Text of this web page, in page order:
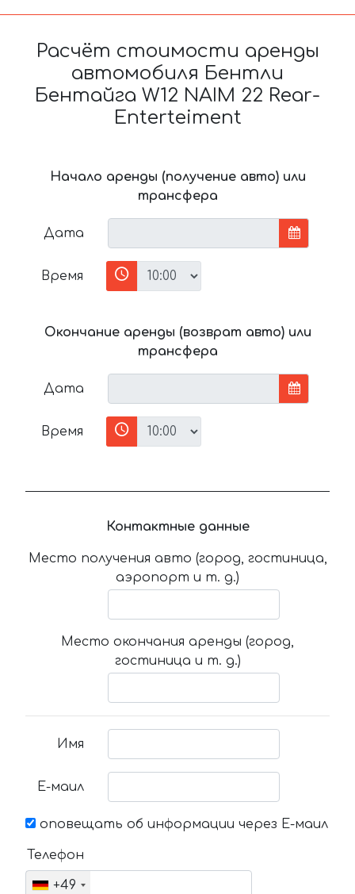
Расчёт стоимости аренды
автомобиля Бентли
Бентайга W12 NAIM 22 Rear-
Enterteiment
Начало аренды (получение авто) или
трансфера
Дата
Время
Окончание аренды (возврат авто) или
трансфера
Дата
Время
Контактные данные
Место получения авто (город, гостиница,
аэропорт и т. д.)
Место окончания аренды (город,
гостиница и т. д.)
Имя
Е-маил
оповещать об информации через Е-маил
Телефон
+49